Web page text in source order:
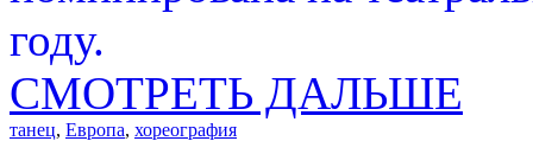
году.
СМОТРЕТЬ ДАЛЬШЕ
танец, Европа, хореография